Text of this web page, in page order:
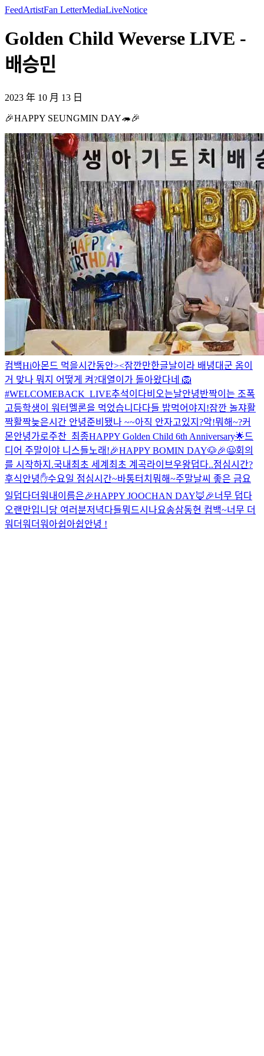
FeedArtistFan LetterMediaLiveNotice
Golden Child Weverse LIVE -
배승민
2023 年 10 月 13 日
🎉HAPPY SEUNGMIN DAY🦔🎉
컴백Hi아몬드 먹을시간동안><잠깐만한글날이라 배녕대군 옴이
거 맞나 뭐지 어떻게 켜?대열이가 돌아왔다네 🦁
#WELCOMEBACK_LIVE추석이다비오는날안녕반짝이는 조폭
고등학생이 워터멜론을 먹었습니다다들 밥먹어야지!잠깐 놀쟈활
짝활짝늦은시간 안녕준비됐나 ~~아직 안자고있지?악!뭐해~?커
몬안녕가로주찬_최종HAPPY Golden Child 6th Anniversary🌟드
디어 주말이야 니스들노래!🎉HAPPY BOMIN DAY🐶🎉😃회의
를 시작하지.국내최초 세계최초 계곡라이브우왕덥다..점심시간?
후식안녕✋수요일 점심시간~바통터치 뭐해~주말날씨 좋은 금요
일덥다더워 내이름은🎉HAPPY JOOCHAN DAY🦊🎉너무 덥다
오랜만입니당 여러분저녁다들뭐드시나요송삼동현 컴백~너무 더
워더워더워 아쉽아쉽안녕 !